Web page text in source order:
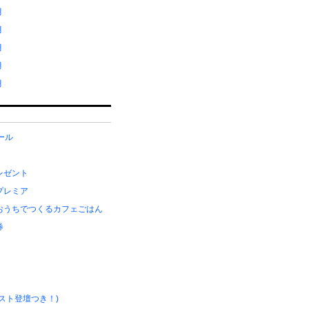
ル
ゼント
レミア
うちでつくるカフェごはん
ト登壇つき！)